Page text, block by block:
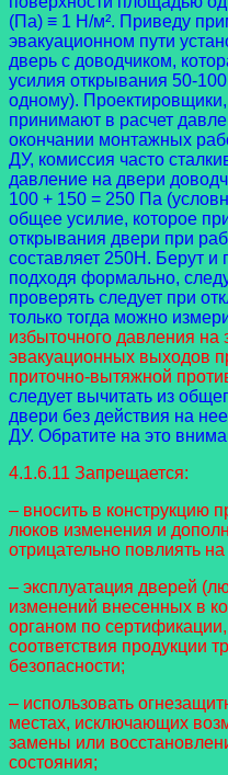
(Па) ≡ 1 Н/м². Приведу
эвакуационном пути
дверь с доводчиком,
усилия открывания 50-
одному).
принимают в расчет
окончании монтажных
ДУ, комиссия часто
давление на двери
100 + 150 = 250 Па
общее усилие, которое
открывания двери при
составляет 250Н. Берут и
подходя формально,
проверять следует при
только тогда можно
избыточного давления на
эвакуационных выходов
приточно-вытяжной
следует вычитать из
двери без действия на
ДУ. Обратите на это
4.1.6.11 Запрещается:
– вносить в конструкцию
люков изменения и
отрицательно повлиять
– эксплуатация дверей
изменений внесенных в
органом по
соответствия продукции
безопасности;
– использовать
местах, исключающих
замены или
состояния;